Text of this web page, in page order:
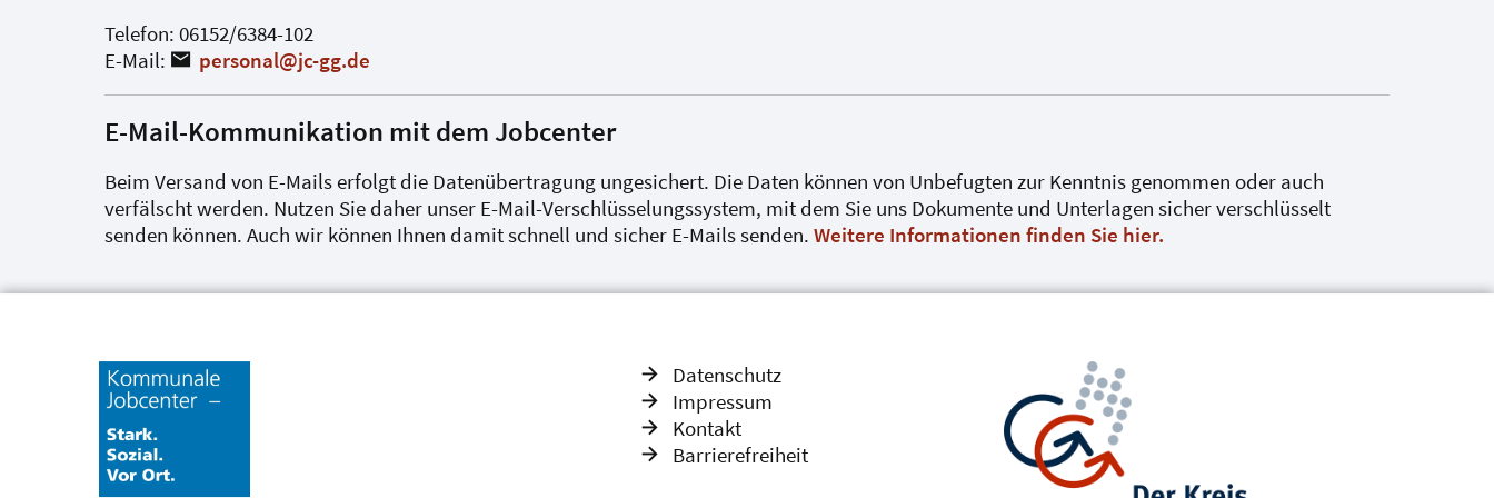
Telefon: 06152/6384-102
E-Mail:
personal@jc-gg.de
E-Mail-Kommunikation mit dem Jobcenter
Beim Versand von E-Mails erfolgt die Datenübertragung ungesichert. Die Daten können von Unbefugten zur Kenntnis genommen oder auch
verfälscht werden. Nutzen Sie daher unser E-Mail-Verschlüsselungssystem, mit dem Sie uns Dokumente und Unterlagen sicher verschlüsselt
senden können. Auch wir können Ihnen damit schnell und sicher E-Mails senden. Weitere Informationen finden Sie hier.
Datenschutz
Impressum
Kontakt
Barrierefreiheit